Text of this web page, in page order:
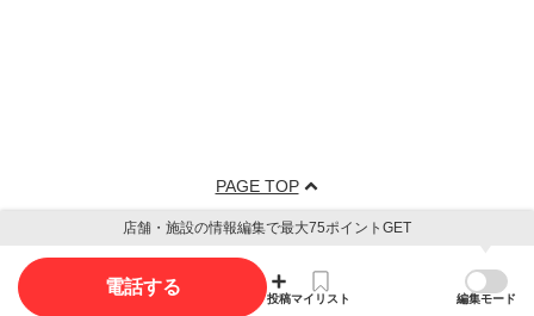
PAGE TOP
店舗・施設の情報編集で最大75ポイントGET
電話する
投稿マイリスト 編集モード